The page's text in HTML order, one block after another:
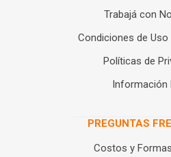
Trabajá con
Condiciones de Uso
Políticas de
Información
PREGUNTAS
Costos y